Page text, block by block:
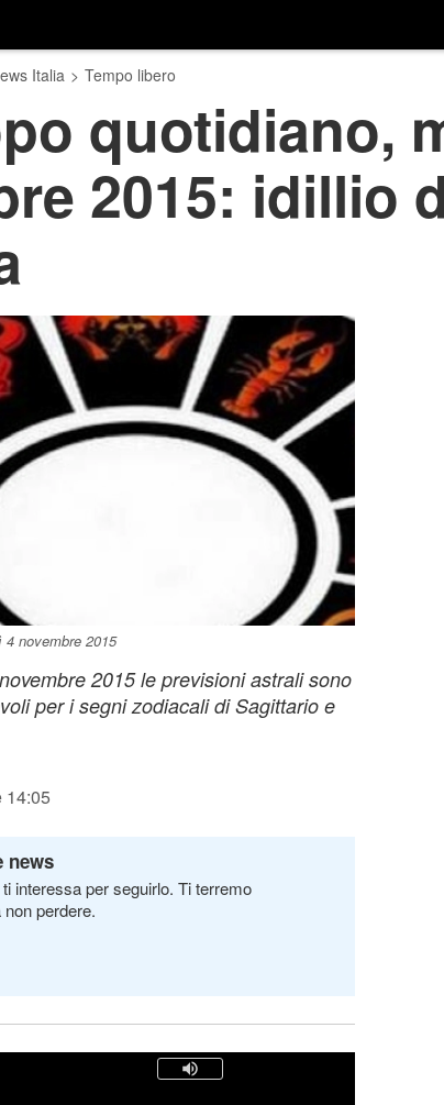
Italia > Tempo libero
quotidiano,
2015: idillio
novembre 2015
2015 le previsioni astrali sono
per i segni zodiacali di Sagittario e
14:05
news
interessa per seguirlo. Ti terremo
perdere.